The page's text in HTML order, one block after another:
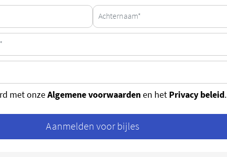
met onzeAlgemene voorwaardenen het Privacy beleid.
Aanmelden voor bijles